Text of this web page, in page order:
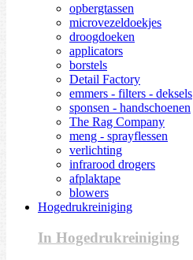
opbergtassen
microvezeldoekjes
droogdoeken
applicators
borstels
Detail Factory
emmers - filters - deksels
sponsen - handschoenen
The Rag Company
meng - sprayflessen
verlichting
infrarood drogers
afplaktape
blowers
Hogedrukreiniging
In Hogedrukreiniging